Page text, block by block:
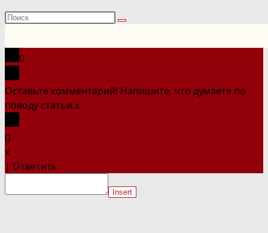
Поиск
сайте
0
Оставьте комментарий! Напишите, что думаете по
поводу статьи.x
()
x
| Ответить
Insert